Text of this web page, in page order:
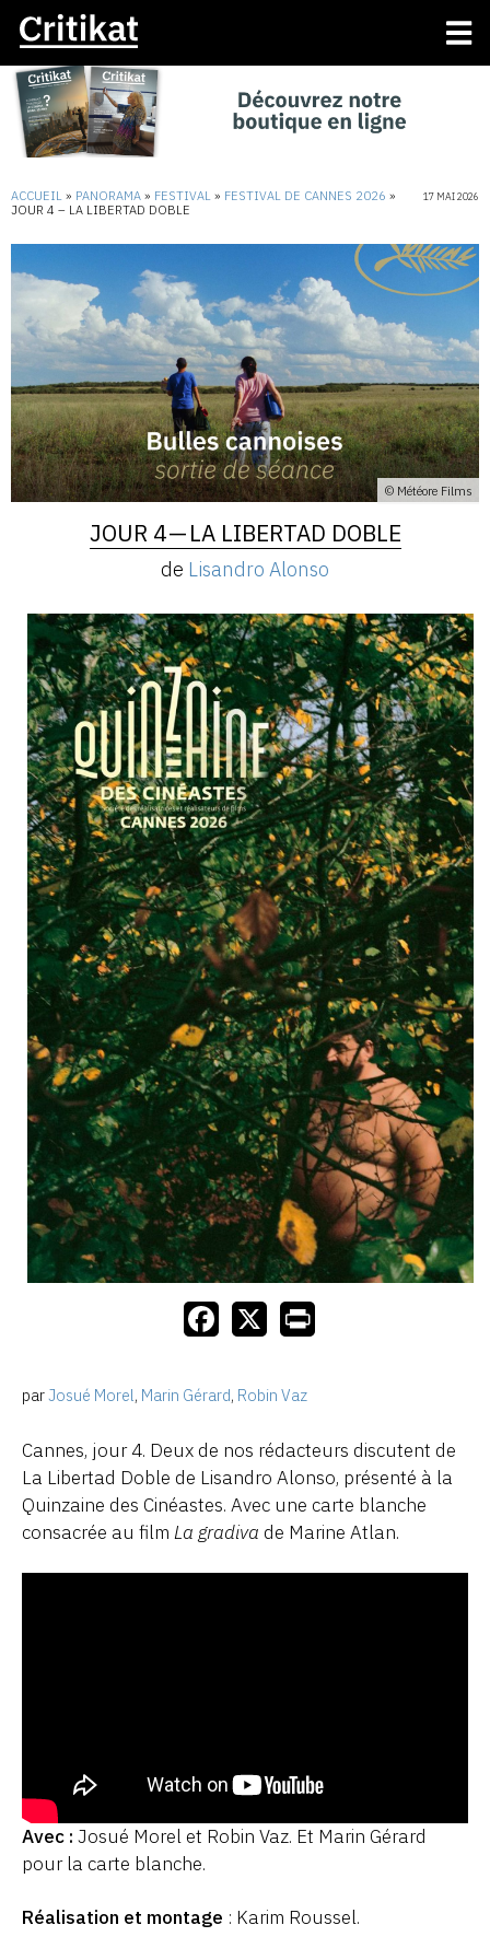
ACCUEIL » PANORAMA » FESTIVAL » FESTIVAL DE CANNES 2026 »
JOUR 4 – LA LIBERTAD DOBLE
17 MAI 2026
© Météore Films
JOUR 4 — LA LIBERTAD DOBLE
de Lisandro Alonso
parJosué Morel, Marin Gérard, Robin Vaz
Cannes, jour 4. Deux de nos rédacteurs discutent de
La Libertad Doble de Lisandro Alonso, présenté à la
Quinzaine des Cinéastes. Avec une carte blanche
consacrée au film La gradiva de Marine Atlan.
Avec : Josué Morel et Robin Vaz. Et Marin Gérard
pour la carte blanche.
Réalisation et montage : Karim Roussel.